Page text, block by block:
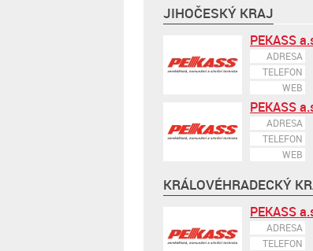
JIHOČESKÝ KRAJ
PEKASS
ADRESA
TELEFON
WEB
PEKASS
ADRESA
TELEFON
WEB
KRÁLOVÉHRADECKÝ
PEKASS
ADRESA
TELEFON